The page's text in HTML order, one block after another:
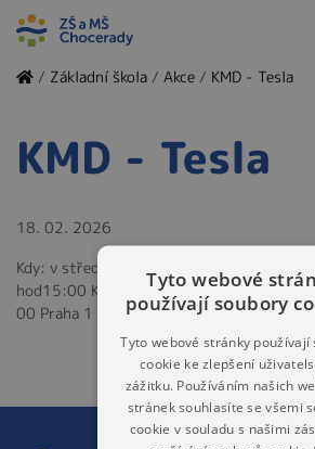
/ Základní škola / Akce / KMD - Tesla
KMD - Tesla
18. 02. 2026
Kdy: v středa dne 18. 2. 2026 a délka
hod15:00 Kde: MDP - DIVADLO KOMEDIE,
00 Praha 1
Tyto webové
používají soubory
Tyto webové stránky používají
cookie ke zlepšení
zážitku. Používáním našich
stránek souhlasíte se všemi
cookie v souladu s našimi